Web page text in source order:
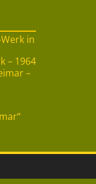
in
– 1964
–